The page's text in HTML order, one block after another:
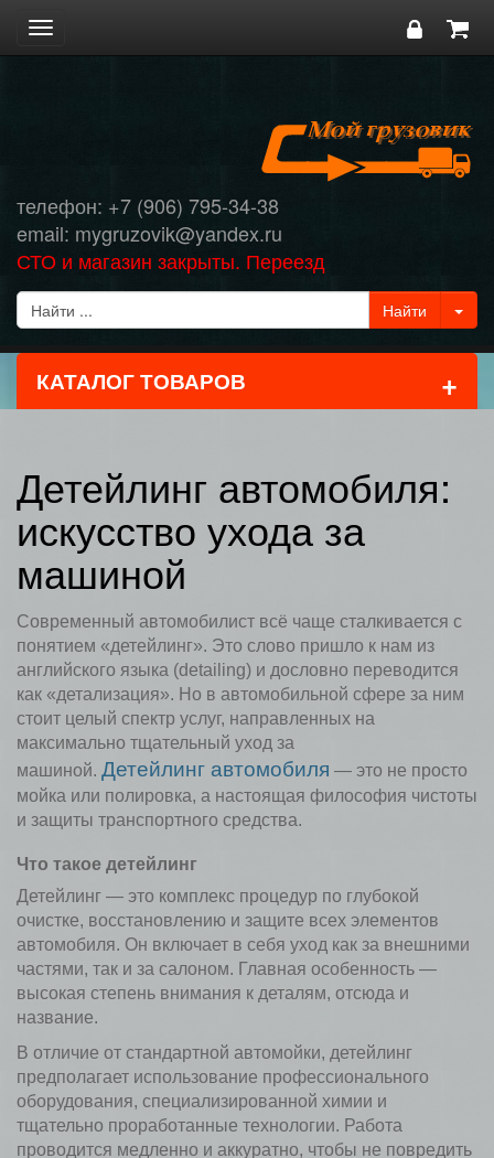
Toggle
navigation
телефон: +7 (906) 795-34-38
email: mygruzovik@yandex.ru
СТО и магазин закрыты. Переезд
КАТАЛОГ ТОВАРОВ +
Детейлинг автомобиля:
искусство ухода за
машиной
Современный автомобилист всё чаще сталкивается с
понятием «детейлинг». Это слово пришло к нам из
английского языка (detailing) и дословно переводится
как «детализация». Но в автомобильной сфере за ним
стоит целый спектр услуг, направленных на
максимально тщательный уход за
машиной. Детейлинг автомобиля — это не просто
мойка или полировка, а настоящая философия чистоты
и защиты транспортного средства.
Что такое детейлинг
Детейлинг — это комплекс процедур по глубокой
очистке, восстановлению и защите всех элементов
автомобиля. Он включает в себя уход как за внешними
частями, так и за салоном. Главная особенность —
высокая степень внимания к деталям, отсюда и
название.
В отличие от стандартной автомойки, детейлинг
предполагает использование профессионального
оборудования, специализированной химии и
тщательно проработанные технологии. Работа
проводится медленно и аккуратно, чтобы не повредить